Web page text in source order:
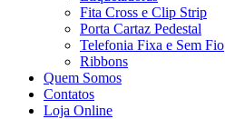
Fita Cross e Clip Strip
Porta Cartaz Pedestal
Telefonia Fixa e Sem Fio
Ribbons
Quem Somos
Contatos
Loja Online